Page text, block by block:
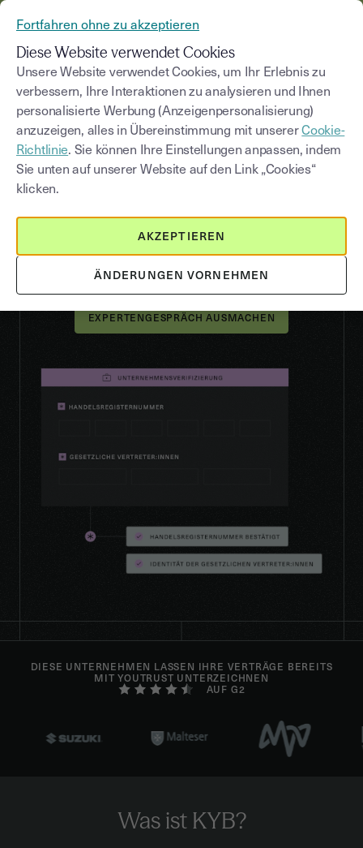
VERIFY
Stellen Sie Ihre KYB-
Compliance sicher und
Partnerunternehmen
Verifizieren Sie Unternehmen automatisch und
sicher per API über ein einziges Tool.
EXPERTENGESPRÄCH AUSMACHEN
DIESE UNTERNEHMEN LASSEN IHRE VERTRÄGE BEREITS
MIT YOUTRUST UNTERZEICHNEN
AUF G2
Was ist KYB?
Fortfahren ohne zu akzeptieren
Diese Website verwendet Cookies
Unsere Website verwendet Cookies, um Ihr Erlebnis zu
verbessern, Ihre Interaktionen zu analysieren und Ihnen
personalisierte Werbung (Anzeigenpersonalisierung)
anzuzeigen, alles in Übereinstimmung mit unsererCookie-
Richtlinie. Sie können Ihre Einstellungen anpassen, indem
Sie unten auf unserer Website auf den Link „Cookies“
klicken.
ÄNDERUNGEN VORNEHMEN
AKZEPTIEREN